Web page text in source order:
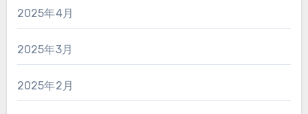
2025年4月
2025年3月
2025年2月